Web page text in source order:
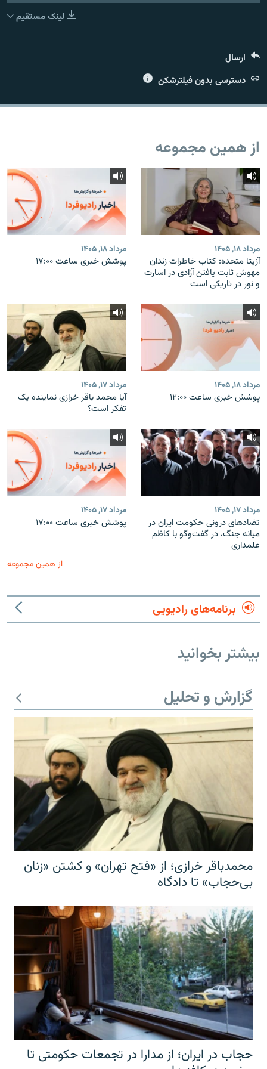
لینک مستقیم
ارسال
دسترسی بدون فیلترشکن
از همین مجموعه
مرداد ۱۸, ۱۴۰۵
آزیتا متحده: کتاب خاطرات زندان
مهوش ثابت یافتن آزادی در اسارت
و نور در تاریکی است
مرداد ۱۸, ۱۴۰۵
پوشش خبری ساعت ۱۷:۰۰
مرداد ۱۸, ۱۴۰۵
پوشش خبری ساعت ۱۲:۰۰
مرداد ۱۷, ۱۴۰۵
آیا محمد باقر خرازی نماینده یک
تفکر است؟
مرداد ۱۷, ۱۴۰۵
تضادهای درونی حکومت ایران در
میانه جنگ، در گفت‌‌وگو با کاظم
علمداری
مرداد ۱۷, ۱۴۰۵
پوشش خبری ساعت ۱۷:۰۰
از همین مجموعه
برنامه‌های رادیویی
بیشتر بخوانید
گزارش و تحلیل
محمدباقر خرازی؛ از «فتح تهران» و کشتن «زنان
بی‌حجاب» تا دادگاه
حجاب در ایران؛ از مدارا در تجمعات حکومتی تا